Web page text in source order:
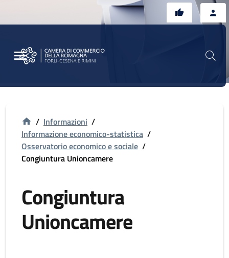
/ Informazioni /
Informazione economico-statistica /
Osservatorio economico e sociale /
Congiuntura Unioncamere
Congiuntura
Unioncamere